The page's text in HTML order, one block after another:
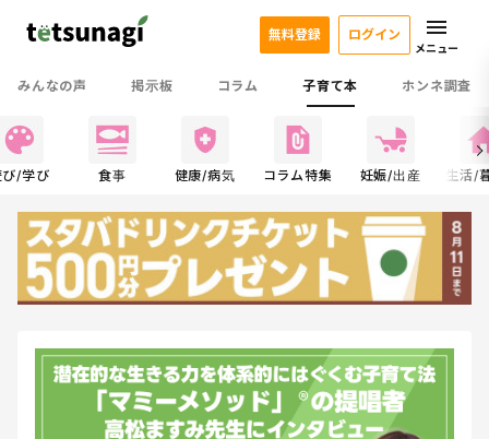
みんなの声 掲示板 コラム 子育て本 ホンネ調査
無料登録 ログイン
メニュー
び/学び 食事 健康/病気 コラム特集 妊娠/出産 生活/